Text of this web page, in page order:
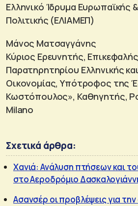
Ελληνικό Ίδρυμα Ευρωπαϊκής
Πολιτικής (ΕΛΙΑΜΕΠ)
Μάνος Ματσαγγάνης
Κύριος Ερευνητής,
Παρατηρητηρίου Ελληνικής
Οικονομίας, Υπότροφος της
Κωστόπουλος», Καθηγητής,
Milano
Σχετικά άρθρα:
Χανιά: Ανάλυση πτήσεων και
στο Αεροδρόμιο
Ασανσέρ οι προβλέψεις για την